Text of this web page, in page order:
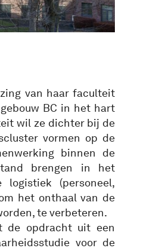
van haar faculteit
BC in het hart
wil ze dichter bij de
vormen op de
binnen de
brengen in het
(personeel,
het onthaal van de
te verbeteren.
de opdracht uit een
voor de